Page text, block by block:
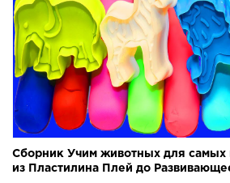
Сборник Учим животных для самых
из Пластилина Плей до